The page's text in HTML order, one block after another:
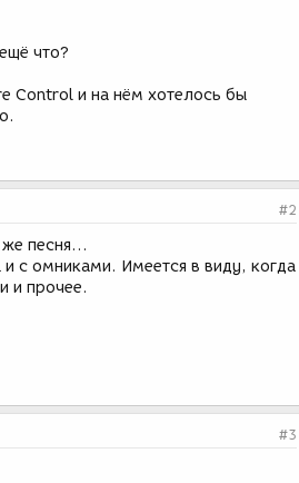
что?
Control и на нём хотелось бы
#2
песня...
с омниками. Имеется в виду, когда
и прочее.
#3